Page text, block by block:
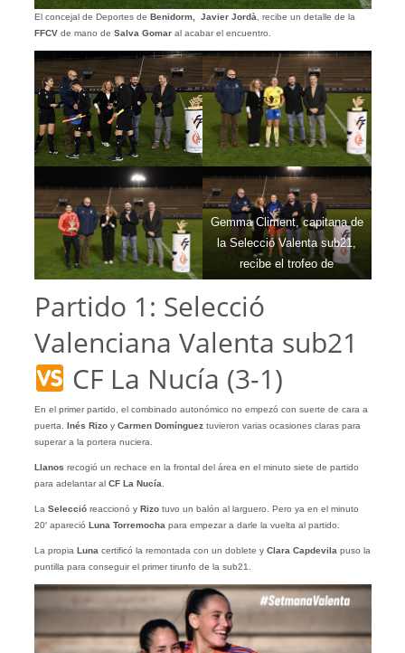
El concejal de Deportes de Benidorm, Javier Jordà , recibe un detalle de la
FFCVde mano de Salva Gomaral acabar el encuentro.
Gemma Climent, capitana de
la Selecció Valenta sub21,
recibe el trofeo de
Setmana Valenta.
Partido 1: Selecció
Valenciana Valenta sub21
CF La Nucía (3-1)
En el primer partido, el combinado autonómico no empezó con suerte de cara a
puerta. Inés Rizoy Carmen Domíngueztuvieron varias ocasiones claras para
superar a la portera nuciera.
Llanos recogió un rechace en la frontal del área en el minuto siete de partido
para adelantar al CF La Nucía
La Seleccióreaccionó y Rizotuvo un balón al larguero. Pero ya en el minuto
20′ apareció Luna Torremocha para empezar a darle la vuelta al partido.
La propia Luna certificó la remontada con un doblete yClara Capdevila puso la
puntilla para conseguir el primer tirunfo de la sub21.